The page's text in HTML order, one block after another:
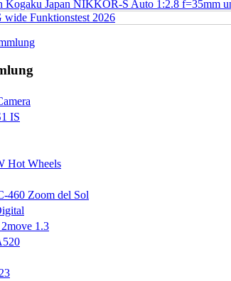
Kogaku Japan NIKKOR-S Auto 1:2.8 f=35mm
Funktionstest 2026
IS
Hot Wheels
460 Zoom del Sol
1.3